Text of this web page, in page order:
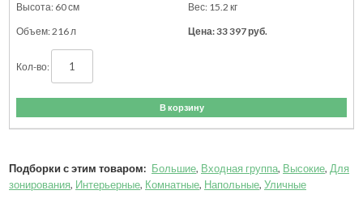
60см 15.2 кг
216 л
33 397руб.
В корзину
Подборки с этим товаром: Большие, Входная группа, Высокие, Для
зонирования, Интерьерные, Комнатные, Напольные, Уличные